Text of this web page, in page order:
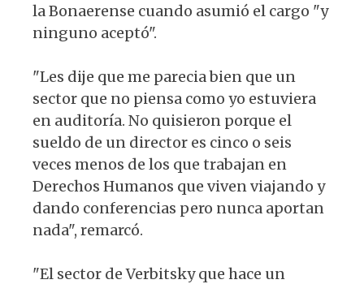
la Bonaerense cuando asumió el cargo "y
ninguno aceptó".
"Les dije que me parecia bien que un
sector que no piensa como yo estuviera
en auditoría. No quisieron porque el
sueldo de un director es cinco o seis
veces menos de los que trabajan en
Derechos Humanos que viven viajando y
dando conferencias pero nunca aportan
nada", remarcó.
"El sector de Verbitsky que hace un